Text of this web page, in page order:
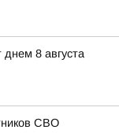
8 августа
СВО